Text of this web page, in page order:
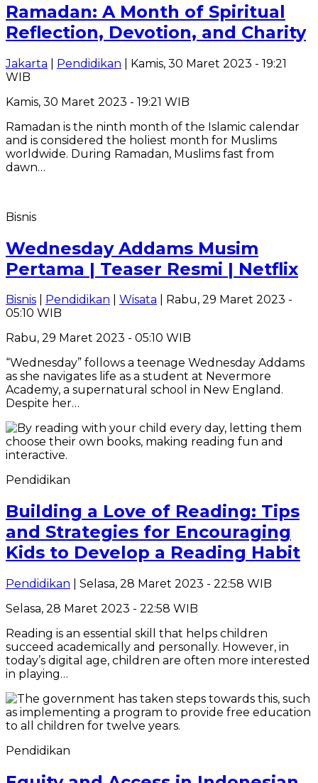
Ramadan: A Month of Spiritual
Reflection, Devotion, and Charity
Jakarta Pendidikan | Kamis, 30 Maret 2023 - 19:21
WIB
Kamis, 30 Maret 2023 - 19:21 WIB
Ramadan is the ninth month of the Islamic calendar
and is considered the holiest month for Muslims
worldwide. During Ramadan, Muslims fast from
dawn…
Bisnis
Wednesday Addams Musim
Pertama | Teaser Resmi | Netflix
Bisnis Pendidikan Wisata | Rabu, 29 Maret 2023 -
05:10 WIB
Rabu, 29 Maret 2023 - 05:10 WIB
“Wednesday” follows a teenage Wednesday Addams
as she navigates life as a student at Nevermore
Academy, a supernatural school in New England.
Despite her…
Pendidikan
Building a Love of Reading: Tips
and Strategies for Encouraging
Kids to Develop a Reading Habit
Pendidikan | Selasa, 28 Maret 2023 - 22:58 WIB
Selasa, 28 Maret 2023 - 22:58 WIB
Reading is an essential skill that helps children
succeed academically and personally. However, in
today’s digital age, children are often more interested
in playing…
Pendidikan